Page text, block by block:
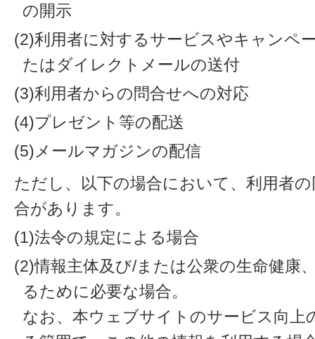
の開示
(2)利用者に対するサービスやキャンペ
たはダイレクトメールの送付
(3)利用者からの問合せへの対応
(4)プレゼント等の配送
(5)メールマガジンの配信
ただし、以下の場合において、利用者
合があります。
(1)法令の規定による場合
(2)情報主体及び/または公衆の生命健康
るために必要な場合。
なお、本ウェブサイトのサービス向上